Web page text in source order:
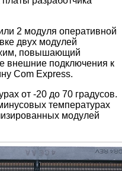
2 модуля оперативной
двух модулей
повышающий
внешние подключения к
Com Express.
от -20 до 70 градусов.
температурах
модулей